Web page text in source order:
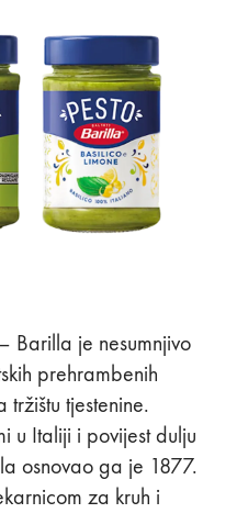
Barilla je nesumnjivo
prehrambenih
tjestenine.
u Italiji i povijest dulju
osnovao ga je 1877.
za kruh i